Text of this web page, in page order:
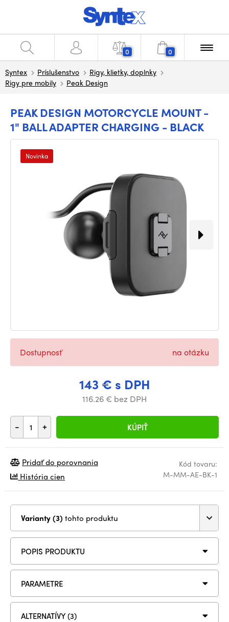
0 0
Syntex Príslušenstvo
Rigy, klietky, doplnky
Rigy pre mobily
Peak Design
PEAK DESIGN MOTORCYCLE MOUNT -
1" BALL ADAPTER CHARGING - BLACK
Novinka
143 € s DPH
116.26 € bez DPH
- + KÚPIŤ
Dostupnosť na otázku
Kód tovaru:
M-MM-AE-BK-1
Pridať do porovnania
História cien
Varianty (3) tohto produktu
POPIS PRODUKTU
PARAMETRE
ALTERNATÍVY (3)